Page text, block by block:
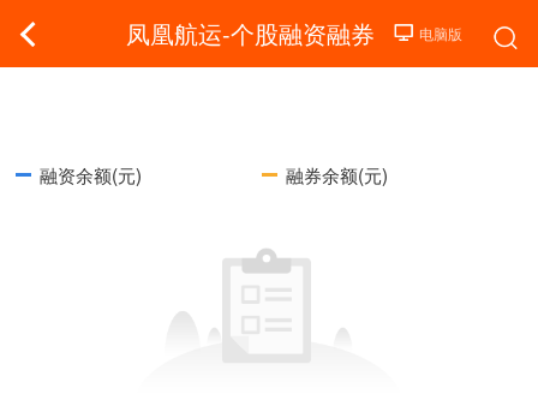
凤凰航运-个股融资融券
融资余额(元) 融券余额(元)